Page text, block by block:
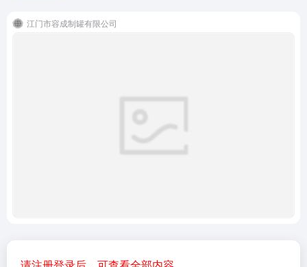
江门市容成制罐有限公司